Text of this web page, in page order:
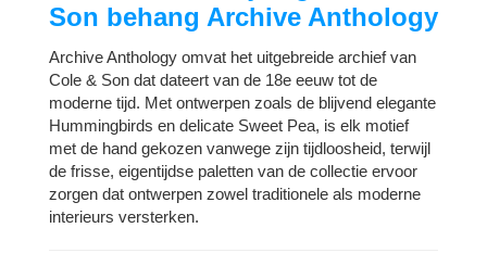
Son behang Archive Anthology
Archive Anthology omvat het uitgebreide archief van
Cole & Son dat dateert van de 18e eeuw tot de
moderne tijd. Met ontwerpen zoals de blijvend elegante
Hummingbirds en delicate Sweet Pea, is elk motief
met de hand gekozen vanwege zijn tijdloosheid, terwijl
de frisse, eigentijdse paletten van de collectie ervoor
zorgen dat ontwerpen zowel traditionele als moderne
interieurs versterken.